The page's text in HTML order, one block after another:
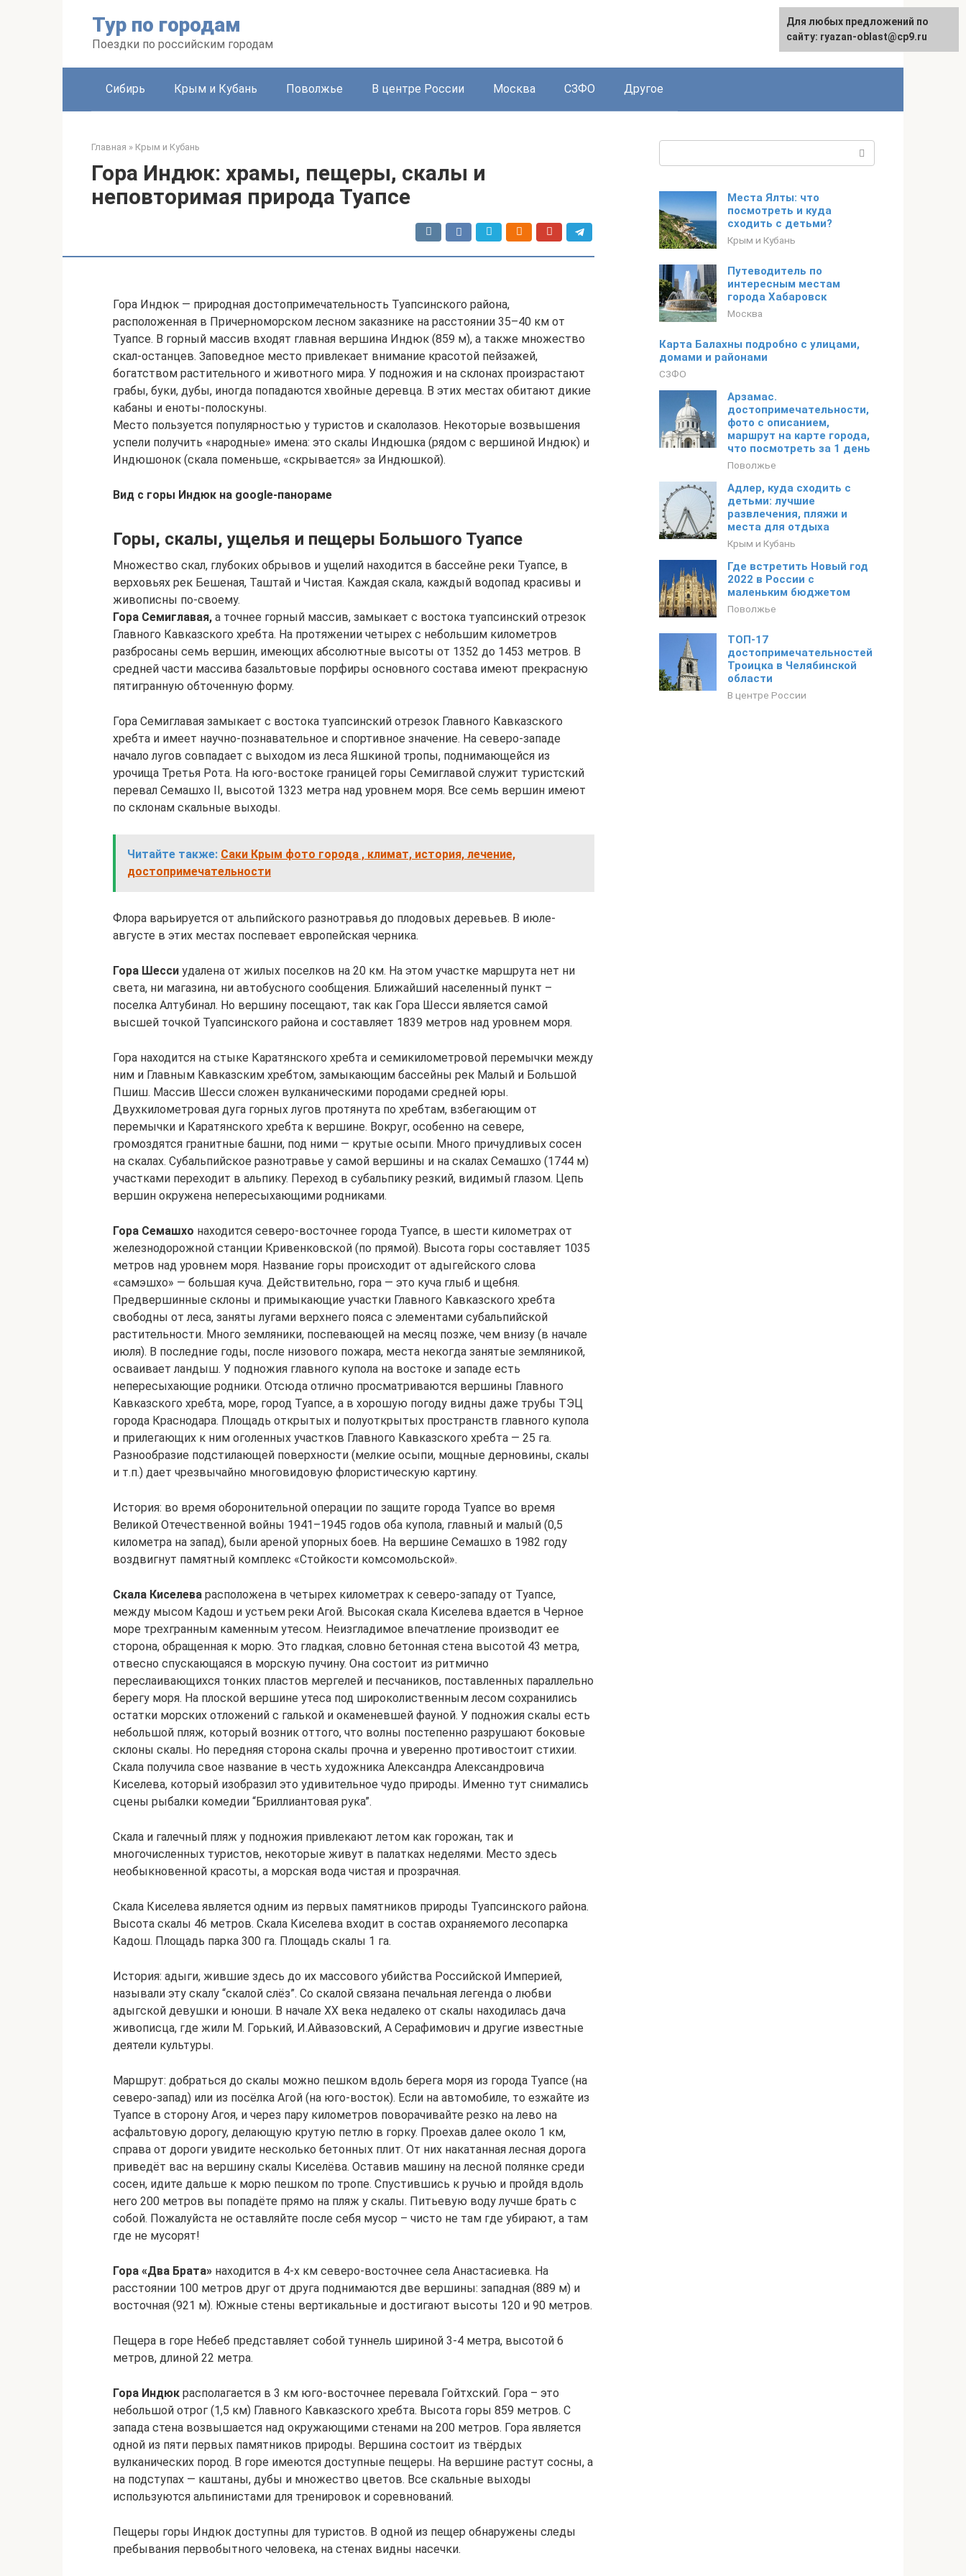
Тур по городам
Поездки по российским городам
Сибирь Крым и Кубань Поволжье В центре России Москва СЗФО Другое
Главная » Крым и Кубань
Гора Индюк: храмы, пещеры, скалы и
неповторимая природа Туапсе
Гора Индюк — природная достопримечательность Туапсинского района,
расположенная в Причерноморском лесном заказнике на расстоянии 35–40 км от
Туапсе. В горный массив входят главная вершина Индюк (859 м), а также множество
скал-останцев. Заповедное место привлекает внимание красотой пейзажей,
богатством растительного и животного мира. У подножия и на склонах произрастают
грабы, буки, дубы, иногда попадаются хвойные деревца. В этих местах обитают дикие
кабаны и еноты-полоскуны.
Место пользуется популярностью у туристов и скалолазов. Некоторые возвышения
успели получить «народные» имена: это скалы Индюшка (рядом с вершиной Индюк) и
Индюшонок (скала поменьше, «скрывается» за Индюшкой).
Вид с горы Индюк на google-панораме
Горы, скалы, ущелья и пещеры Большого Туапсе
Множество скал, глубоких обрывов и ущелий находится в бассейне реки Туапсе, в
верховьях рек Бешеная, Таштай и Чистая. Каждая скала, каждый водопад красивы и
живописны по-своему.
Гора Семиглавая, а точнее горный массив, замыкает с востока туапсинский отрезок
Главного Кавказского хребта. На протяжении четырех с небольшим километров
разбросаны семь вершин, имеющих абсолютные высоты от 1352 до 1453 метров. В
средней части массива базальтовые порфиры основного состава имеют прекрасную
пятигранную обточенную форму.
Гора Семиглавая замыкает с востока туапсинский отрезок Главного Кавказского
хребта и имеет научно-познавательное и спортивное значение. На северо-западе
начало лугов совпадает с выходом из леса Яшкиной тропы, поднимающейся из
урочища Третья Рота. На юго-востоке границей горы Семиглавой служит туристский
перевал Семашхо II, высотой 1323 метра над уровнем моря. Все семь вершин имеют
по склонам скальные выходы.
Читайте также: Саки Крым фото города , климат, история, лечение,
достопримечательности
Флора варьируется от альпийского разнотравья до плодовых деревьев. В июле-
августе в этих местах поспевает европейская черника.
Гора Шесси удалена от жилых поселков на 20 км. На этом участке маршрута нет ни
света, ни магазина, ни автобусного сообщения. Ближайший населенный пункт –
поселка Алтубинал. Но вершину посещают, так как Гора Шесси является самой
высшей точкой Туапсинского района и составляет 1839 метров над уровнем моря.
Гора находится на стыке Каратянского хребта и семикилометровой перемычки между
ним и Главным Кавказским хребтом, замыкающим бассейны рек Малый и Большой
Пшиш. Массив Шесси сложен вулканическими породами средней юры.
Двухкилометровая дуга горных лугов протянута по хребтам, взбегающим от
перемычки и Каратянского хребта к вершине. Вокруг, особенно на севере,
громоздятся гранитные башни, под ними — крутые осыпи. Много причудливых сосен
на скалах. Субальпийское разнотравье у самой вершины и на скалах Семашхо (1744 м)
участками переходит в альпику. Переход в субальпику резкий, видимый глазом. Цепь
вершин окружена непересыхающими родниками.
Гора Семашхо находится северо-восточнее города Туапсе, в шести километрах от
железнодорожной станции Кривенковской (по прямой). Высота горы составляет 1035
метров над уровнем моря. Название горы происходит от адыгейского слова
«самэшхо» — большая куча. Действительно, гора — это куча глыб и щебня.
Предвершинные склоны и примыкающие участки Главного Кавказского хребта
свободны от леса, заняты лугами верхнего пояса с элементами субальпийской
растительности. Много земляники, поспевающей на месяц позже, чем внизу (в начале
июля). В последние годы, после низового пожара, места некогда занятые земляникой,
осваивает ландыш. У подножия главного купола на востоке и западе есть
непересыхающие родники. Отсюда отлично просматриваются вершины Главного
Кавказского хребта, море, город Туапсе, а в хорошую погоду видны даже трубы ТЭЦ
города Краснодара. Площадь открытых и полуоткрытых пространств главного купола
и прилегающих к ним оголенных участков Главного Кавказского хребта — 25 га.
Разнообразие подстилающей поверхности (мелкие осыпи, мощные дерновины, скалы
и т.п.) дает чрезвычайно многовидовую флористическую картину.
История: во время оборонительной операции по защите города Туапсе во время
Великой Отечественной войны 1941–1945 годов оба купола, главный и малый (0,5
километра на запад), были ареной упорных боев. На вершине Семашхо в 1982 году
воздвигнут памятный комплекс «Стойкости комсомольской».
Скала Киселева расположена в четырех километрах к северо-западу от Туапсе,
между мысом Кадош и устьем реки Агой. Высокая скала Киселева вдается в Черное
море трехгранным каменным утесом. Неизгладимое впечатление производит ее
сторона, обращенная к морю. Это гладкая, словно бетонная стена высотой 43 метра,
отвесно спускающаяся в морскую пучину. Она состоит из ритмично
переслаивающихся тонких пластов мергелей и песчаников, поставленных параллельно
берегу моря. На плоской вершине утеса под широколиственным лесом сохранились
остатки морских отложений с галькой и окаменевшей фауной. У подножия скалы есть
небольшой пляж, который возник оттого, что волны постепенно разрушают боковые
склоны скалы. Но передняя сторона скалы прочна и уверенно противостоит стихии.
Скала получила свое название в честь художника Александра Александровича
Киселева, который изобразил это удивительное чудо природы. Именно тут снимались
сцены рыбалки комедии “Бриллиантовая рука”.
Скала и галечный пляж у подножия привлекают летом как горожан, так и
многочисленных туристов, некоторые живут в палатках неделями. Место здесь
необыкновенной красоты, а морская вода чистая и прозрачная.
Скала Киселева является одним из первых памятников природы Туапсинского района.
Высота скалы 46 метров. Скала Киселева входит в состав охраняемого лесопарка
Кадош. Площадь парка 300 га. Площадь скалы 1 га.
История: адыги, жившие здесь до их массового убийства Российской Империей,
называли эту скалу “скалой слёз”. Со скалой связана печальная легенда о любви
адыгской девушки и юноши. В начале XX века недалеко от скалы находилась дача
живописца, где жили М. Горький, И.Айвазовский, А Серафимович и другие известные
деятели культуры.
Маршрут: добраться до скалы можно пешком вдоль берега моря из города Туапсе (на
северо-запад) или из посёлка Агой (на юго-восток). Если на автомобиле, то езжайте из
Туапсе в сторону Агоя, и через пару километров поворачивайте резко на лево на
асфальтовую дорогу, делающую крутую петлю в горку. Проехав далее около 1 км,
справа от дороги увидите несколько бетонных плит. От них накатанная лесная дорога
приведёт вас на вершину скалы Киселёва. Оставив машину на лесной полянке среди
сосен, идите дальше к морю пешком по тропе. Спустившись к ручью и пройдя вдоль
него 200 метров вы попадёте прямо на пляж у скалы. Питьевую воду лучше брать с
собой. Пожалуйста не оставляйте после себя мусор – чисто не там где убирают, а там
где не мусорят!
Гора «Два Брата» находится в 4-х км северо-восточнее села Анастасиевка. На
расстоянии 100 метров друг от друга поднимаются две вершины: западная (889 м) и
восточная (921 м). Южные стены вертикальные и достигают высоты 120 и 90 метров.
Пещера в горе Небеб представляет собой туннель шириной 3-4 метра, высотой 6
метров, длиной 22 метра.
Гора Индюк располагается в 3 км юго-восточнее перевала Гойтхский. Гора – это
небольшой отрог (1,5 км) Главного Кавказского хребта. Высота горы 859 метров. С
запада стена возвышается над окружающими стенами на 200 метров. Гора является
одной из пяти первых памятников природы. Вершина состоит из твёрдых
вулканических пород. В горе имеются доступные пещеры. На вершине растут сосны, а
на подступах — каштаны, дубы и множество цветов. Все скальные выходы
используются альпинистами для тренировок и соревнований.
Пещеры горы Индюк доступны для туристов. В одной из пещер обнаружены следы
пребывания первобытного человека, на стенах видны насечки.
Места Ялты: что
посмотреть и куда
сходить с детьми?
Крым и Кубань
Путеводитель по
интересным местам
города Хабаровск
Москва
Карта Балахны подробно с улицами,
домами и районами
СЗФО
Арзамас.
достопримечательности,
фото с описанием,
маршрут на карте города,
что посмотреть за 1 день
Поволжье
Адлер, куда сходить с
детьми: лучшие
развлечения, пляжи и
места для отдыха
Крым и Кубань
Где встретить Новый год
2022 в России с
маленьким бюджетом
Поволжье
ТОП-17
достопримечательностей
Троицка в Челябинской
области
В центре России
Для любых предложений по
сайту: ryazan-oblast@cp9.ru